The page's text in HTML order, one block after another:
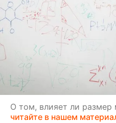
О том, влияет ли размер
читайте в нашем